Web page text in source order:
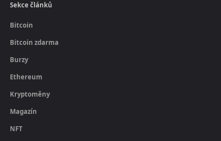
Sekce článků
Bitcoin
Bitcoin zdarma
Burzy
Ethereum
Kryptoměny
Magazín
NFT